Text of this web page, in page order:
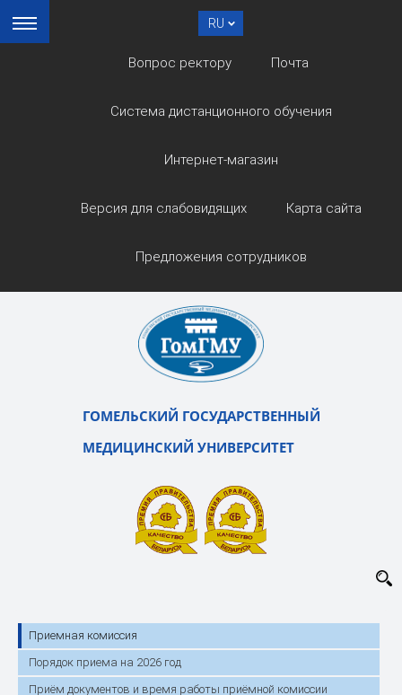
RU
Вопрос ректору Почта
Система дистанционного обучения
Интернет-магазин
Версия для слабовидящих Карта сайта
Предложения сотрудников
ГОМЕЛЬСКИЙ ГОСУДАРСТВЕННЫЙ
МЕДИЦИНСКИЙ УНИВЕРСИТЕТ
Приемная комиссия
Порядок приема на 2026 год
Приём документов и время работы приёмной комиссии